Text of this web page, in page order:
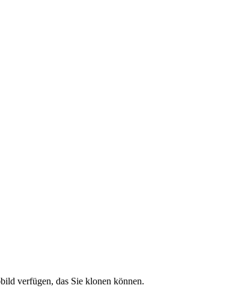
verfügen, das Sie klonen können.